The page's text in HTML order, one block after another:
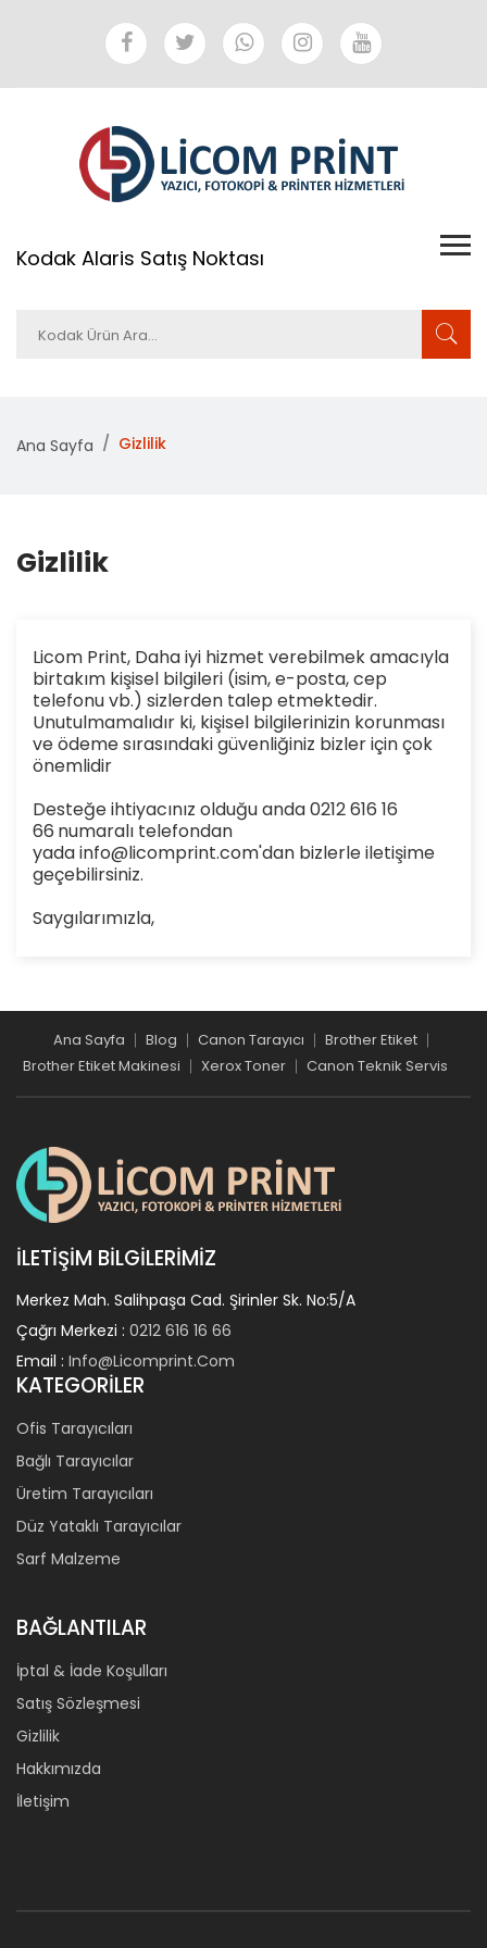
Kodak Alaris Satış Noktası
Ana Sayfa Gizlilik
Gizlilik
Licom Print, Daha iyi hizmet verebilmek amacıyla
birtakım kişisel bilgileri (isim, e-posta, cep
telefonu vb.) sizlerden talep etmektedir.
Unutulmamalıdır ki, kişisel bilgilerinizin korunması
ve ödeme sırasındaki güvenliğiniz bizler için çok
önemlidir
Desteğe ihtiyacınız olduğu anda 0212 616 16
66 numaralı telefondan
yada info@licomprint.com'dan bizlerle iletişime
geçebilirsiniz.
Saygılarımızla,
Ana Sayfa Blog Canon Tarayıcı
Brother Etiket
Brother Etiket Makinesi
Xerox Toner Canon Teknik Servis
İLETIŞIM BILGILERIMIZ
Merkez Mah. Salihpaşa Cad. Şirinler Sk. No:5/a
Çağrı Merkezi : 0212 616 16 66
Email : Info@licomprint.com
KATEGORILER
Ofis Tarayıcıları
Bağlı Tarayıcılar
Üretim Tarayıcıları
Düz Yataklı Tarayıcılar
Sarf Malzeme
BAĞLANTILAR
İptal & İade Koşulları
Satış Sözleşmesi
Gizlilik
Hakkımızda
İletişim